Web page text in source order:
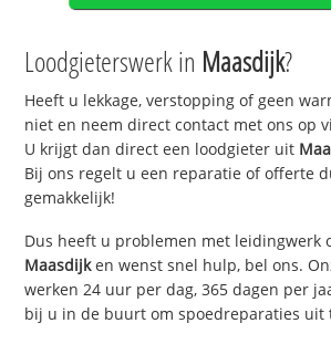
Loodgieterswerk in Maasdijk?
Heeft u lekkage, verstopping of geen
niet en neem direct contact met ons op
U krijgt dan direct een loodgieter uit
Bij ons regelt u een reparatie of offerte
gemakkelijk!
Dus heeft u problemen met leidingwerk
Maasdijken wenst snel hulp, bel ons.
werken 24 uur per dag, 365 dagen per
bij u in de buurt om spoedreparaties uit